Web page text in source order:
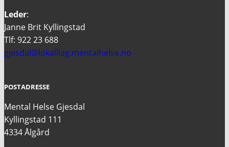
Leder:
Janne Brit Kyllingstad
Tlf: 922 23 688
gjesdal@lokalllag.mentalhelse.no
POSTADRESSE
Mental Helse Gjesdal
Kyllingstad 111
4334 Ålgård